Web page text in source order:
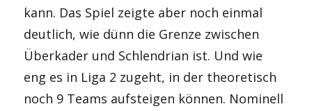
kann. Das Spiel zeigte aber noch einmal
deutlich, wie dünn die Grenze zwischen
Überkader und Schlendrian ist. Und wie
eng es in Liga 2 zugeht, in der theoretisch
noch 9 Teams aufsteigen können. Nominell